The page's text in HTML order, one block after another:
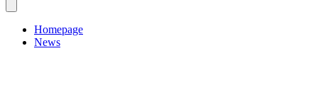
Homepage
News